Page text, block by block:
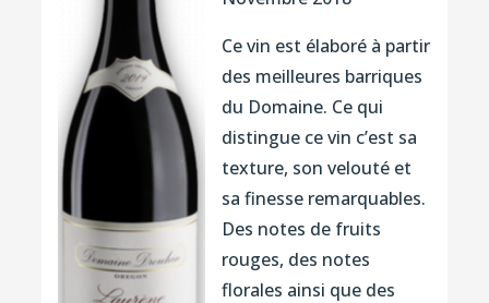
Ce vin est élaboré à partir
des meilleures barriques
du Domaine. Ce qui
distingue ce vin c’est sa
texture, son velouté et
sa finesse remarquables.
Des notes de fruits
rouges, des notes
florales ainsi que des